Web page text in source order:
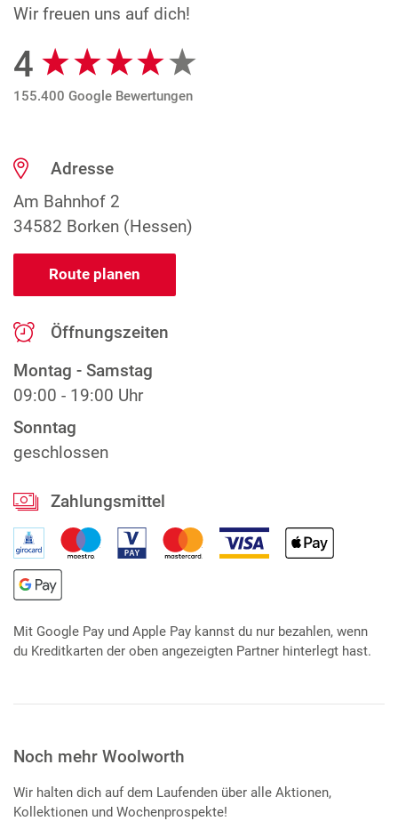
Wir freuen uns auf dich!
Google Bewertungen
4
155.400 Google Bewertungen
Adresse
Am Bahnhof 2
34582 Borken (Hessen)
Route planen
Öffnungszeiten
Montag - Samstag
09:00 - 19:00 Uhr
Sonntag
geschlossen
Zahlungsmittel
Mit Google Pay und Apple Pay kannst du nur bezahlen, wenn
du Kreditkarten der oben angezeigten Partner hinterlegt hast.
Noch mehr Woolworth
Wir halten dich auf dem Laufenden über alle Aktionen,
Kollektionen und Wochenprospekte!